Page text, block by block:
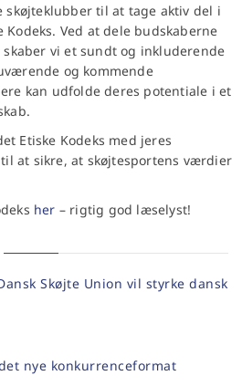
skøjteklubber til at tage aktiv del i
Ved at dele budskaberne
vi et sundt og inkluderende
og kommende
kan udfolde deres potentiale i et
Etiske Kodeks med jeres
at sikre, at skøjtesportens værdier
her – rigtig god læselyst!
Skøjte Union vil styrke dansk
nye konkurrenceformat